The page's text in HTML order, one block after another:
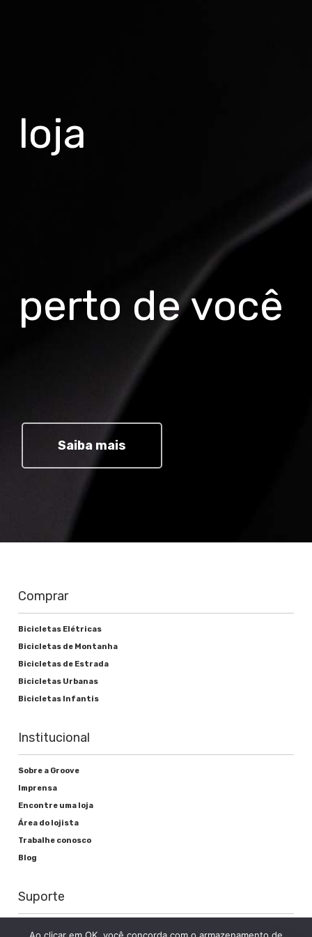
loja
perto de você
Saiba mais
Comprar
Bicicletas Elétricas
Bicicletas de Montanha
Bicicletas de Estrada
Bicicletas Urbanas
Bicicletas Infantis
Institucional
Sobre a Groove
Imprensa
Encontre uma loja
Área do lojista
Trabalhe conosco
Blog
Suporte
Registre sua bike